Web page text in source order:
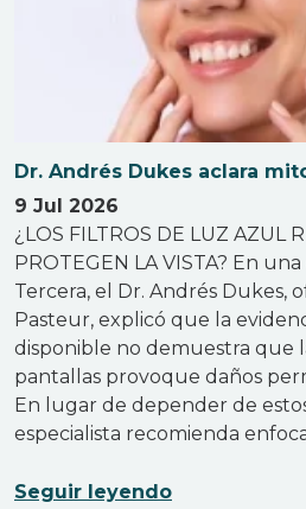
Dr. Andrés Dukes aclara
9 Jul 2026
¿LOS FILTROS DE LUZ AZUL
PROTEGEN LA VISTA? En
Tercera, el Dr. Andrés Dukes,
Pasteur, explicó que la
disponible no demuestra que
pantallas provoque daños
En lugar de depender de
especialista recomienda
Seguir leyendo